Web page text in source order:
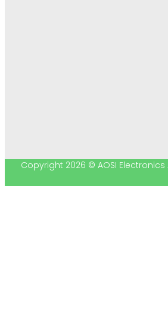
Copyright 2026 © AOSI Electronics